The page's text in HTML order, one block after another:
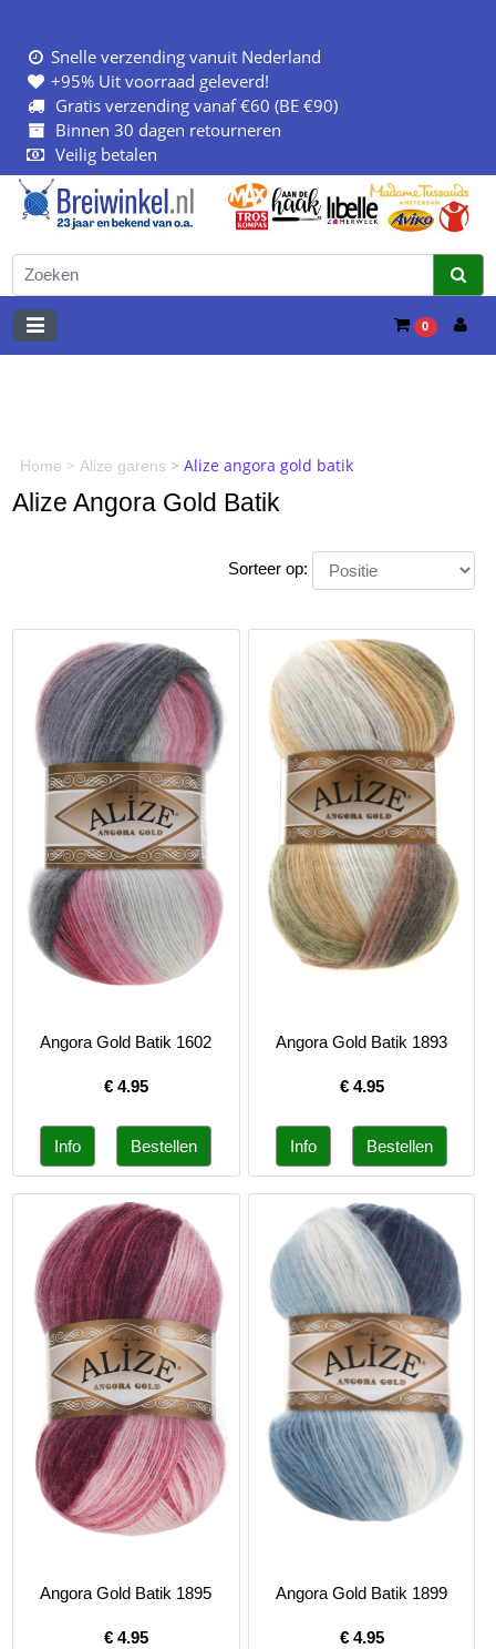
Snelle verzending vanuit Nederland
+95% Uit voorraad geleverd!
Gratis verzending vanaf €60 (BE €90)
Binnen 30 dagen retourneren
Veilig betalen
0
Home >Alize garens > Alize angora gold batik
Alize Angora Gold Batik
Sorteer op:
Angora Gold Batik 1602
€ 4.95
Angora Gold Batik 1893
€ 4.95
Angora Gold Batik 1895
€ 4.95
Angora Gold Batik 1899
€ 4.95